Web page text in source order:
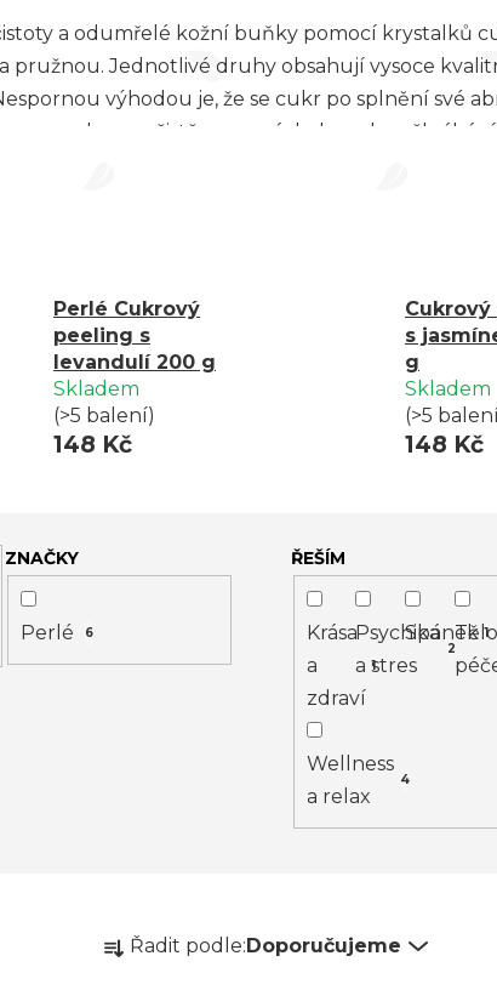
a odumřelé kožní buňky pomocí krystalků
pružnou. Jednotlivé druhy obsahují vysoce
výhodou je, že se cukr po splnění své
sprchu znečistěnou a náchylnou k poškrábání.
Perlé Cukrový
peeling s
levandulí 200 g
Skladem
(>5 balení)
148 Kč
s
g
Skladem
(>5
148 Kč
ŘŘadit podle:Doporučujeme
ZNAČKY
Perlé 6
ŘEŠÍM
Krása
a
zdraví
1
Psychika
a stres
2
Spánek 1
Wellness
a relax
4